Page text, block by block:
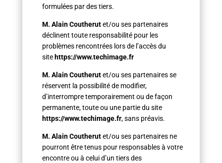
formulées par des tiers.
M. Alain Coutherut et/ou ses partenaires
déclinent toute responsabilité pour les
problèmes rencontrées lors de l’accès du
site https://www.techimage.fr
M. Alain Coutherut et/ou ses partenaires se
réservent la possibilité de modifier,
d’interrompre temporairement ou de façon
permanente, toute ou une partie du site
https://www.techimage.fr, sans préavis.
M. Alain Coutherut et/ou ses partenaires ne
pourront être tenus pour responsables à votre
encontre ou à celui d’un tiers des